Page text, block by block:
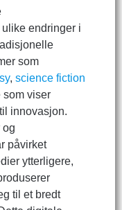
endringer i
som
, science fiction
som viser
innovasjon.
og
påvirket
ytterligere,
til et bredt